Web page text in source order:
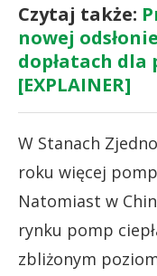
Czytaj także:
nowej
dopłatach dla
[EXPLAINER]
W Stanach
roku więcej
Natomiast w
rynku pomp
zbliżonym